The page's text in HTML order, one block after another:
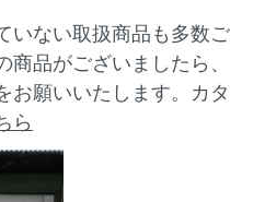
いない取扱商品も多数ご
商品がございましたら、
お願いいたします。カタ
ら